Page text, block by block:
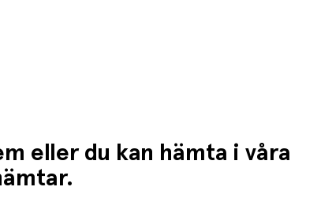
eller du kan hämta i våra